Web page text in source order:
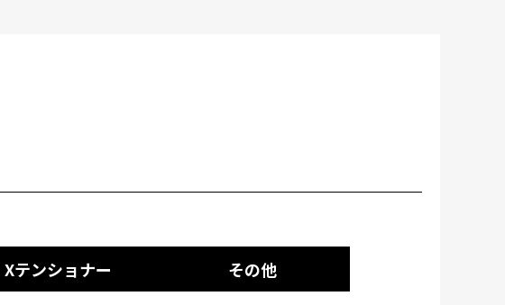
Xテンショナー その他